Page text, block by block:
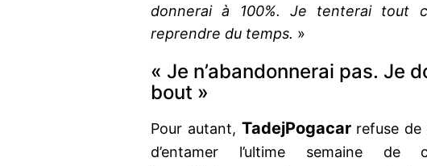
donnerai à 100%. Je tenterai tout
reprendre du temps. »
« Je n’abandonnerai pas. Je
bout »
Pour autant, TadejPogacarrefuse de
d’entamer l’ultime semaine